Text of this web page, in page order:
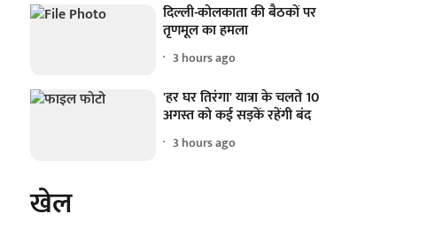
दिल्ली-कोलकाता की बैठकों पर
तृणमूल का हमला
3 hours ago
'हर घर तिरंगा' यात्रा के चलते 10
अगस्त को कई सड़कें रहेंगी बंद
3 hours ago
खेल